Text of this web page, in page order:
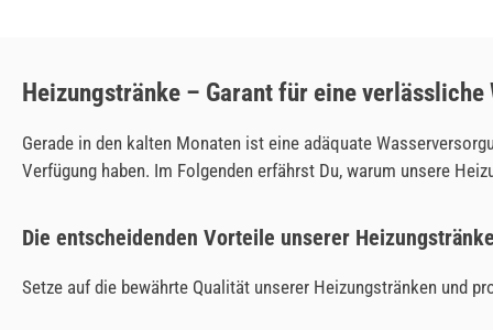
Heizungstränke – Garant für eine
Gerade in den kalten Monaten ist eine adäquate
Verfügung haben. Im Folgenden erfährst Du, warum unsere
Die entscheidenden Vorteile unserer
Setze auf die bewährte Qualität unserer Heizungstränken und